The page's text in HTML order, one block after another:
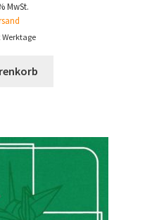
MwSt.
Werktage